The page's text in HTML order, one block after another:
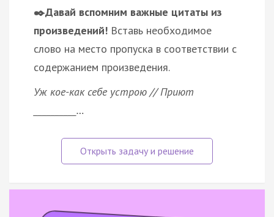
✒️Давай вспомним важные цитаты из
произведений! Вставь необходимое
слово на место пропуска в соответствии с
содержанием произведения.
Уж кое-как себе устрою // Приют
__________…